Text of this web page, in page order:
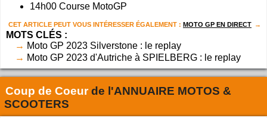
14h00 Course MotoGP
CET ARTICLE PEUT VOUS INTÉRESSER ÉGALEMENT : MOTO GP EN DIRECT
MOTS CLÉS :
Moto GP 2023 Silverstone : le replay
Moto GP 2023 d'Autriche à SPIELBERG : le replay
Coup de Coeurde l'ANNUAIRE MOTOS &
SCOOTERS